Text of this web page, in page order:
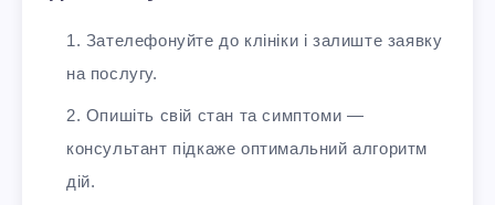
Зателефонуйте до клініки і залиште заявку
на послугу.
Опишіть свій стан та симптоми —
консультант підкаже оптимальний алгоритм
дій.